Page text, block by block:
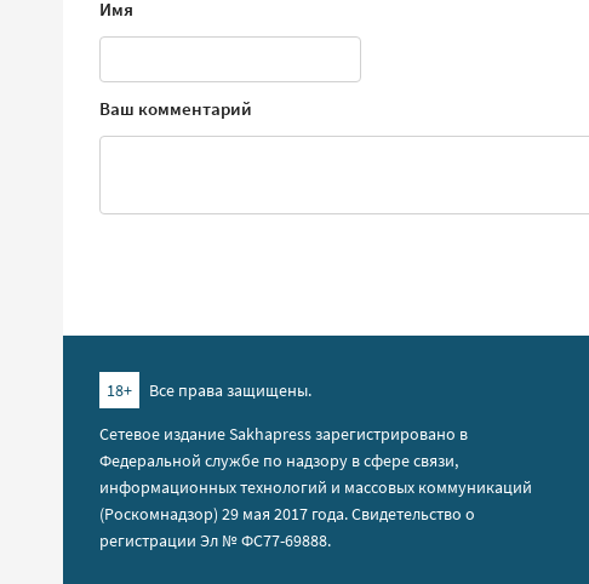
Имя
Ваш комментарий
18+
Все права защищены.
Сетевое издание Sakhapress зарегистрировано в
Федеральной службе по надзору в сфере связи,
информационных технологий и массовых коммуникаций
(Роскомнадзор) 29 мая 2017 года. Свидетельство о
регистрации Эл № ФС77-69888.